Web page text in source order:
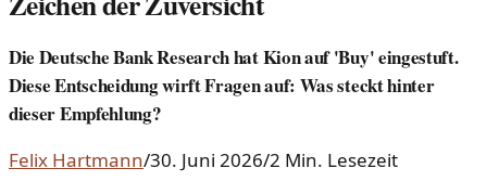
Die Deutsche Bank Research hat Kion auf 'Buy' eingestuft.
Diese Entscheidung wirft Fragen auf: Was steckt hinter
dieser Empfehlung?
Felix Hartmann/30. Juni 2026/2 Min. Lesezeit